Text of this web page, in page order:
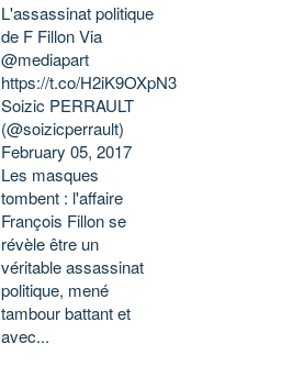
L'assassinat politique
de F Fillon Via
@mediapart
https://t.co/H2iK9OXpN3
Soizic PERRAULT
(@soizicperrault)
February 05, 2017
Les masques
tombent : l'affaire
François Fillon se
révèle être un
véritable assassinat
politique, mené
tambour battant et
avec...